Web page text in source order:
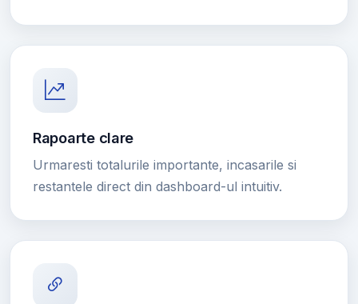
Rapoarte clare
Urmaresti totalurile importante, incasarile si
restantele direct din dashboard-ul intuitiv.